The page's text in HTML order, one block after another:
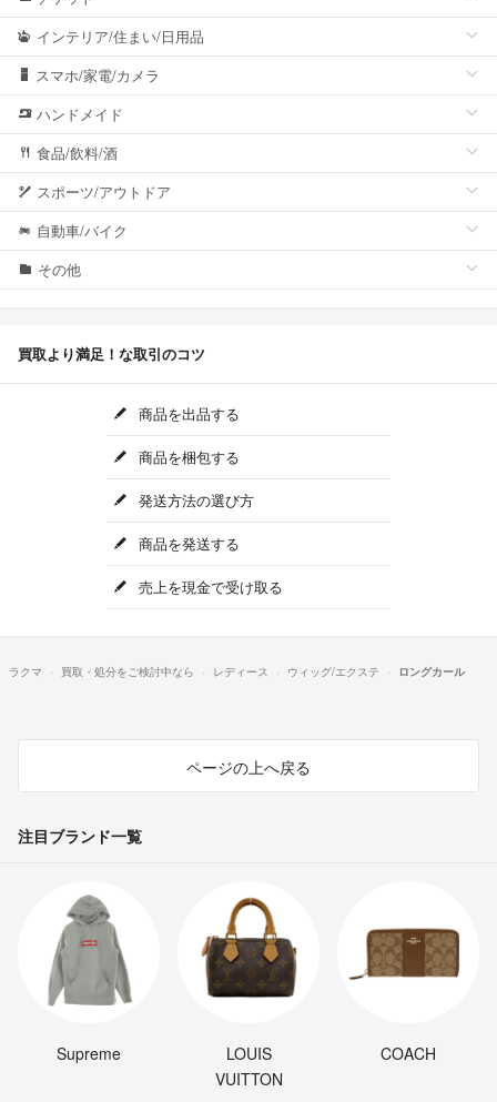
インテリア/住まい/日用品
スマホ/家電/カメラ
ハンドメイド
食品/飲料/酒
スポーツ/アウトドア
自動車/バイク
その他
買取より満足！な取引のコツ
商品を出品する
商品を梱包する
発送方法の選び方
商品を発送する
売上を現金で受け取る
ラクマ 買取・処分をご検討中なら レディース ウィッグ/エクステ ロングカール
ページの上へ戻る
注目ブランド一覧
Supreme
LOUIS
VUITTON
COACH